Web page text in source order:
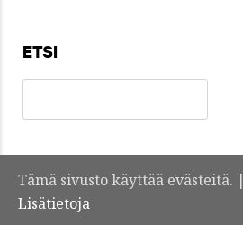
ETSI
Teknosuomi.fi -Yhteystiedot
Tämä sivusto käyttää evästeitä. |
Lisätietoja